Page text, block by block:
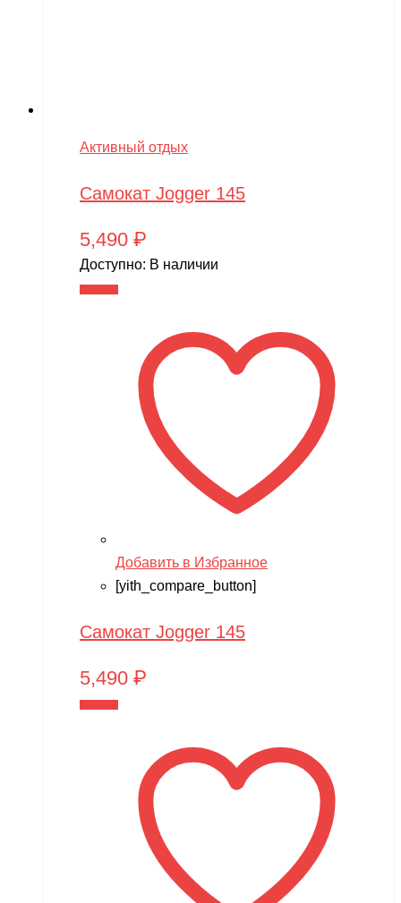
Активный отдых
Самокат Jogger 145
5,490 ₽
Доступно: В наличии
Добавить в Избранное
[yith_compare_button]
Самокат Jogger 145
5,490 ₽